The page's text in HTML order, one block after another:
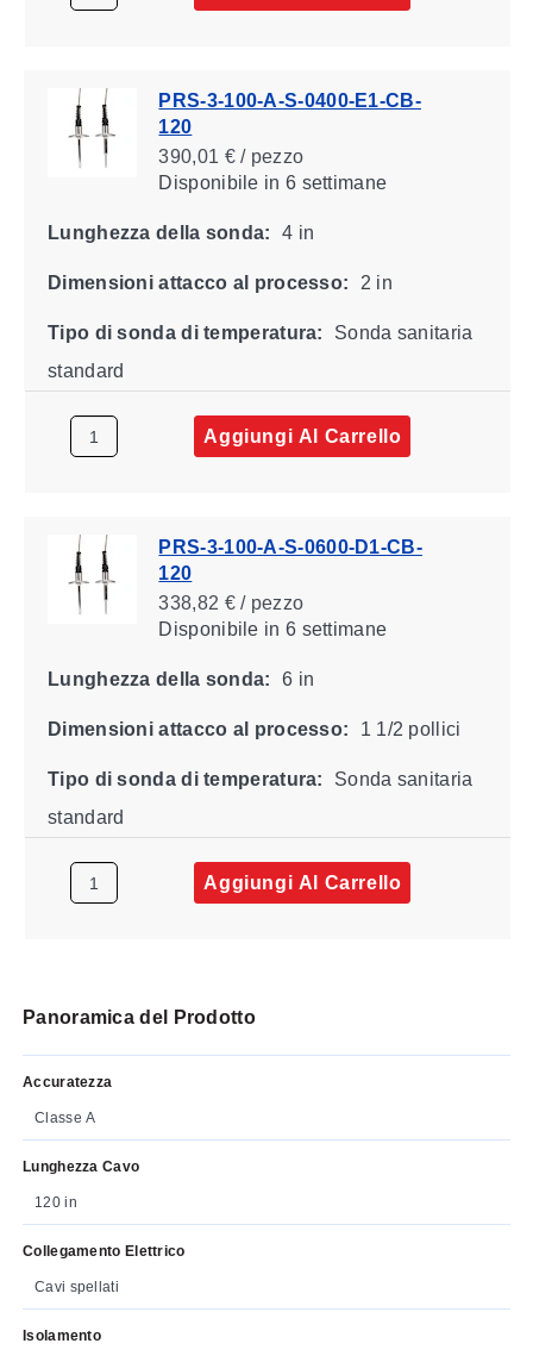
PRS-3-100-A-S-0400-E1-CB-
120
390,01 € / pezzo
Disponibile in 6 settimane
Lunghezza della sonda: 4 in
Dimensioni attacco al processo: 2 in
Tipo di sonda di temperatura:
Sonda sanitaria
standard
Aggiungi Al Carrello
PRS-3-100-A-S-0600-D1-CB-
120
338,82 € / pezzo
Disponibile in 6 settimane
Lunghezza della sonda: 6 in
Dimensioni attacco al processo: 1 1/2 pollici
Tipo di sonda di temperatura:
Sonda sanitaria
standard
Aggiungi Al Carrello
Panoramica del Prodotto
Accuratezza
Classe A
Lunghezza Cavo
120 in
Collegamento Elettrico
Cavi spellati
Isolamento